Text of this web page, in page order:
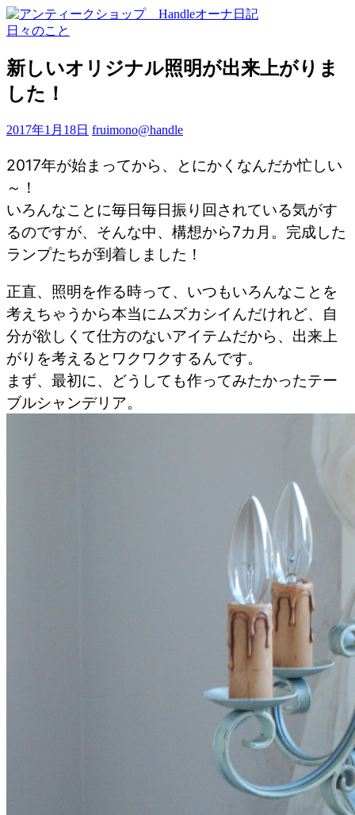
日々のこと
新しいオリジナル照明が出来上がりま
した！
2017年1月18日 fruimono@handle
2017年が始まってから、とにかくなんだか忙しい
～！
いろんなことに毎日毎日振り回されている気がす
るのですが、そんな中、構想から7カ月。完成した
ランプたちが到着しました！
正直、照明を作る時って、いつもいろんなことを
考えちゃうから本当にムズカシイんだけれど、自
分が欲しくて仕方のないアイテムだから、出来上
がりを考えるとワクワクするんです。
まず、最初に、どうしても作ってみたかったテー
ブルシャンデリア。